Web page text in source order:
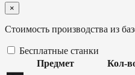
×
Стоимость производства из
Бесплатные станки
Предмет
Кол-